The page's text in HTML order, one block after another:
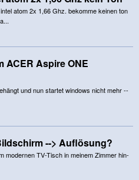
atom 2x 1,66 Ghz. bekomme keinen ton
ACER Aspire ONE
und nun startet windows nicht mehr --
--> Auflösung?
modernen TV-Tisch in meinem Zimmer hin-